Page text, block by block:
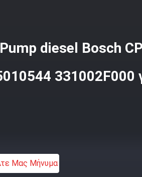
diesel Bosch
331002F000
Μας Μήνυμα